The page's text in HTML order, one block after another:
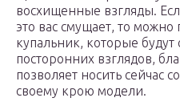
восхищенные взгляды.
это вас смущает, то можно
купальник, которые будут
посторонних взглядов,
позволяет носить сейчас
своему крою модели.